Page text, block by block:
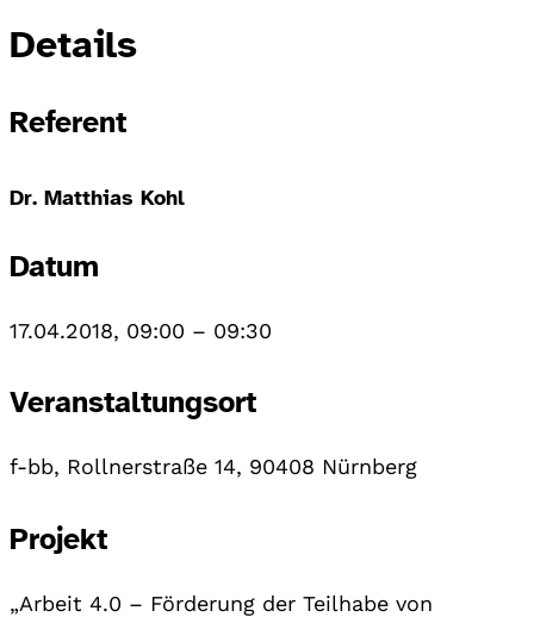
Details
Referent
Dr. Matthias Kohl
Datum
17.04.2018, 09:00 – 09:30
Veranstaltungsort
f-bb, Rollnerstraße 14, 90408 Nürnberg
Projekt
„Arbeit 4.0 – Förderung der Teilhabe von